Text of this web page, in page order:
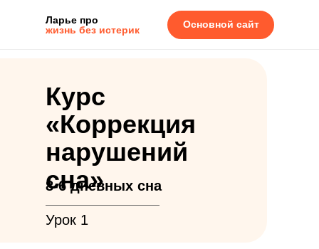
Основной сайт
Ларье про
жизнь без истерик
Курс
«Коррекция
нарушений
сна»
8-6 дневных сна
Урок 1